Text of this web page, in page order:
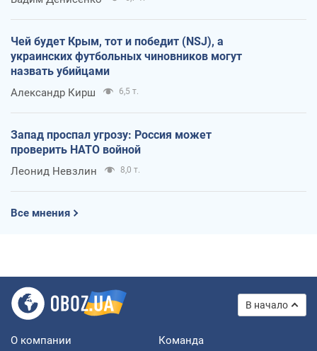
Чей будет Крым, тот и победит (NSJ), а
украинских футбольных чиновников могут
назвать убийцами
Александр Кирш 6,5 т.
Запад проспал угрозу: Россия может
проверить НАТО войной
Леонид Невзлин 8,0 т.
Все мнения
В начало
О компании Команда